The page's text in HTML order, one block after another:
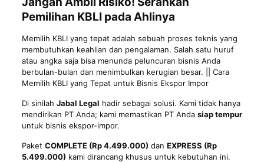
Pemilihan KBLI pada Ahlinya
Memilih KBLI yang tepat adalah sebuah proses teknis yang
membutuhkan keahlian dan pengalaman. Salah satu huruf
atau angka saja bisa menunda peluncuran bisnis Anda
berbulan-bulan dan menimbulkan kerugian besar. || Cara
Memilih KBLI yang Tepat untuk Bisnis Ekspor Impor
Di sinilah Jabal Legal hadir sebagai solusi. Kami tidak hanya
mendirikan PT Anda; kami memastikan PT Anda siap tempur
untuk bisnis ekspor-impor.
Paket COMPLETE (Rp 4.499.000) dan EXPRESS (Rp
5.499.000) kami dirancang khusus untuk kebutuhan ini.